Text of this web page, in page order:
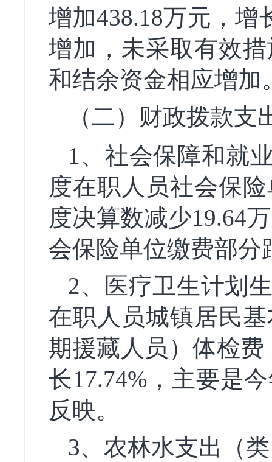
增加438.18万元，增
增加，未采取有效
和结余资金相应增加
（二）财政拨款支
1、 社会保障和就
度在职人员社会保
度决算数减少19.64
会保险单位缴费部分
2、
医疗卫生计划
在职人员城镇居民
期援藏人员）体检费
长17.74%，主要是
反映。
3、 农林水支出
（